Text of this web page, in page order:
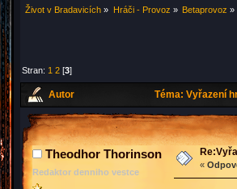
Život v Bradavicích » Hráči - Provoz » Betaprovoz »
Stran: 1 2 [3]
Autor Téma: Vyřazení
Theodhor Thorinson
Redaktor denniho vestce
«